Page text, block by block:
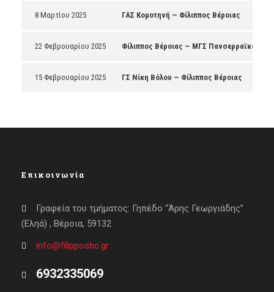
8 Μαρτίου 2025 ΓΑΣ Κομοτηνή — Φίλιππος Βέροιας
22 Φεβρουαρίου 2025 Φίλιππος Βέροιας — ΜΓΣ Πανσερραϊκός
15 Φεβρουαρίου 2025 ΓΣ Νίκη Βόλου — Φίλιππος Βέροιας
Επικοινωνία
Γραφεία του τμήματος: Γηπέδο “Άρης Γεωργιάδης”
(Εληά) , Βέροια, 59132
info@filipposbc.gr
6932335069